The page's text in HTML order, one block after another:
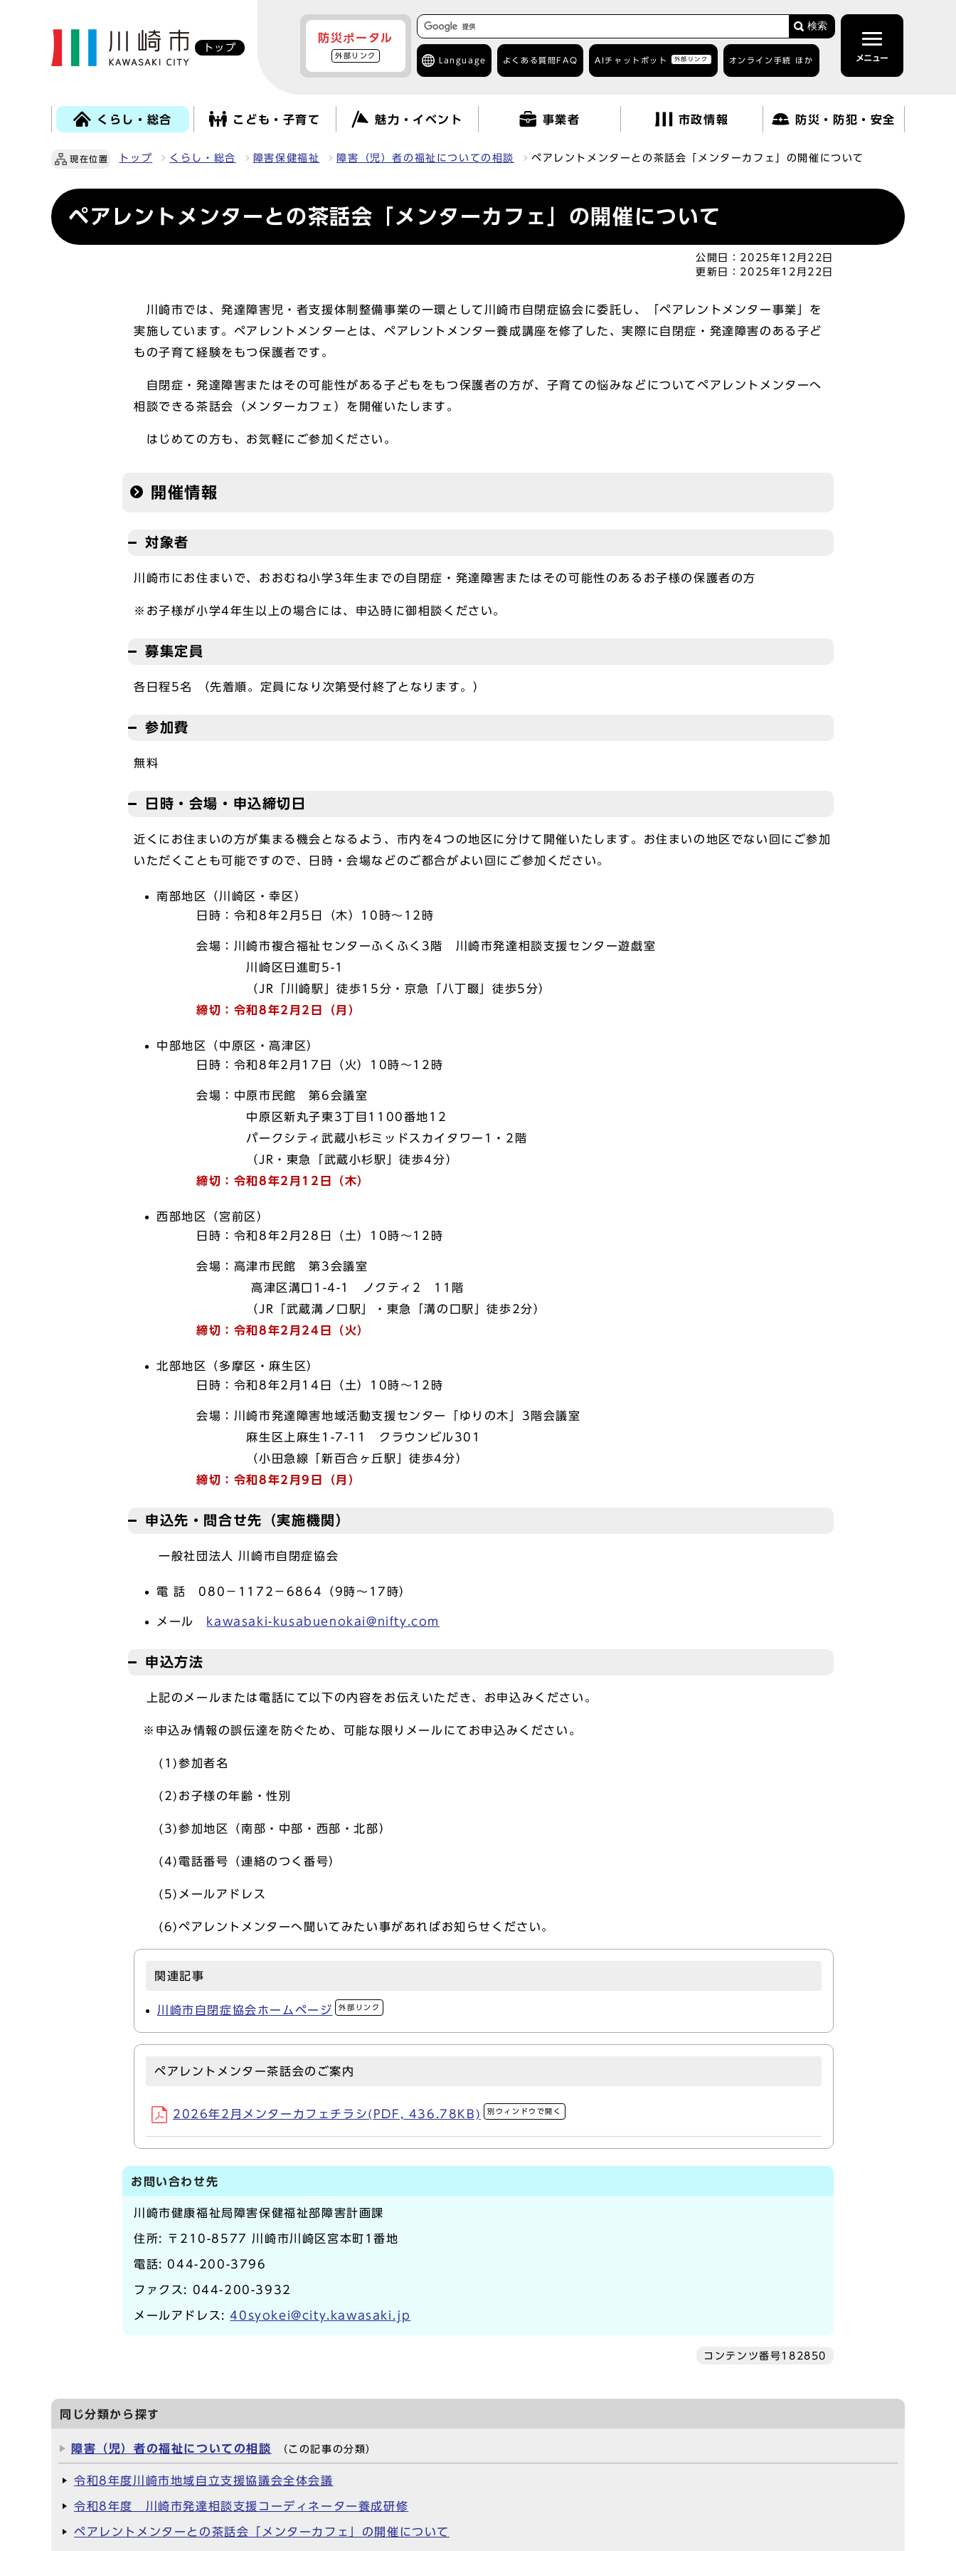
トップ
防災ポータル
外部リンク
検索
Language よくある質問 FAQ AIチャットボット 外部リンク オンライン手続 ほか メニュー
くらし・総合 こども・子育て 魅力・イベント 事業者 市政情報 防災・防犯・安全
現在位置 トップ くらし・総合 障害保健福祉 障害（児）者の福祉についての相談 ペアレントメンターとの茶話会「メンターカフェ」の開催について
ペアレントメンターとの茶話会「メンターカフェ」の開催について
公開日： 2025年12月22日
更新日： 2025年12月22日
川崎市では、発達障害児・者支援体制整備事業の一環として川崎市自閉症協会に委託し、「ペアレントメンター事業」を
実施しています。ペアレントメンターとは、ペアレントメンター養成講座を修了した、実際に自閉症・発達障害のある子ど
もの子育て経験をもつ保護者です。
自閉症・発達障害またはその可能性がある子どもをもつ保護者の方が、子育ての悩みなどについてペアレントメンターへ
相談できる茶話会（メンターカフェ）を開催いたします。
はじめての方も、お気軽にご参加ください。
開催情報
対象者
川崎市にお住まいで、おおむね小学3年生までの自閉症・発達障害またはその可能性のあるお子様の保護者の方
※お子様が小学4年生以上の場合には、申込時に御相談ください。
募集定員
各日程5名 （先着順。定員になり次第受付終了となります。）
参加費
無料
日時・会場・申込締切日
近くにお住まいの方が集まる機会となるよう、市内を4つの地区に分けて開催いたします。お住まいの地区でない回にご参加
いただくことも可能ですので、日時・会場などのご都合がよい回にご参加ください。
南部地区（川崎区・幸区）
日時：令和8年2月5日（木）10時～12時
会場：川崎市複合福祉センターふくふく3階 川崎市発達相談支援センター遊戯室
川崎区日進町5-1
（JR「川崎駅」徒歩15分・京急「八丁畷」徒歩5分）
締切：令和8年2月2日（月）
中部地区（中原区・高津区）
日時：令和8年2月17日（火）10時～12時
会場：中原市民館 第6会議室
中原区新丸子東3丁目1100番地12
パークシティ武蔵小杉ミッドスカイタワー1・2階
（JR・東急「武蔵小杉駅」徒歩4分）
締切：令和8年2月12日（木）
西部地区（宮前区）
日時：令和8年2月28日（土）10時～12時
会場：高津市民館 第3会議室
高津区溝口1-4-1 ノクティ2 11階
（JR「武蔵溝ノ口駅」・東急「溝の口駅」徒歩2分）
締切：令和8年2月24日（火）
北部地区（多摩区・麻生区）
日時：令和8年2月14日（土）10時～12時
会場：川崎市発達障害地域活動支援センター「ゆりの木」3階会議室
麻生区上麻生1-7-11 クラウンビル301
（小田急線「新百合ヶ丘駅」徒歩4分）
締切：令和8年2月9日（月）
申込先・問合せ先（実施機関）
一般社団法人 川崎市自閉症協会
電 話 080－1172－6864（9時～17時）
メール kawasaki-kusabuenokai@nifty.com
申込方法
上記のメールまたは電話にて以下の内容をお伝えいただき、お申込みください。
※申込み情報の誤伝達を防ぐため、可能な限りメールにてお申込みください。
(1)参加者名
(2)お子様の年齢・性別
(3)参加地区（南部・中部・西部・北部）
(4)電話番号（連絡のつく番号）
(5)メールアドレス
(6)ペアレントメンターへ聞いてみたい事があればお知らせください。
関連記事
川崎市自閉症協会ホームページ 外部リンク
ペアレントメンター茶話会のご案内
2026年2月メンターカフェチラシ(PDF, 436.78KB) 別ウィンドウで開く
お問い合わせ先
川崎市健康福祉局障害保健福祉部障害計画課
住所: 〒210-8577 川崎市川崎区宮本町1番地
電話: 044-200-3796
ファクス: 044-200-3932
メールアドレス:40syokei@city.kawasaki.jp
コンテンツ番号182850
同じ分類から探す
障害（児）者の福祉についての相談 （この記事の分類）
令和8年度川崎市地域自立支援協議会全体会議
令和8年度 川崎市発達相談支援コーディネーター養成研修
ペアレントメンターとの茶話会「メンターカフェ」の開催について